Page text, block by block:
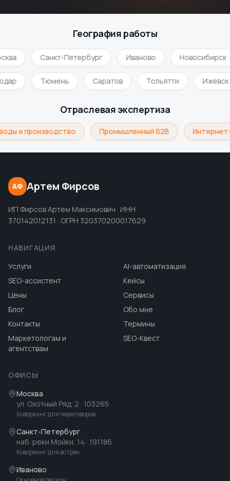
География работы
Санкт-Петербург Иваново Новосибирск
Тюмень Саратов Тольятти Ижевск
Отраслевая экспертиза
и производство Промышленный B2B
АФ Артем Фирсов
ИП Фирсов Артем Максимович · ИНН
370142012131 · ОГРН 320370200017629
НАВИГАЦИЯ
Услуги
AI-автоматизация
SEO-ассистент
Кейсы
Цены
Сервисы
Блог
Обо мне
Контакты
Термины
Маркетологам и
агентствам
SEO-Квест
ОФИСЫ
Москва
ул. Охотный Ряд, 2 · 103265
Коворкинг для переговоров
Санкт-Петербург
наб. реки Мойки, 14 · 191186
Коворкинг для встреч
Иваново